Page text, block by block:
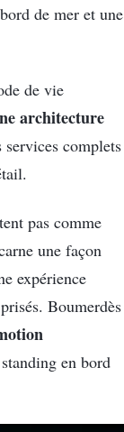
de mer et une
de vie
architecture
services complets
pas comme
une façon
expérience
Boumerdès
en bord